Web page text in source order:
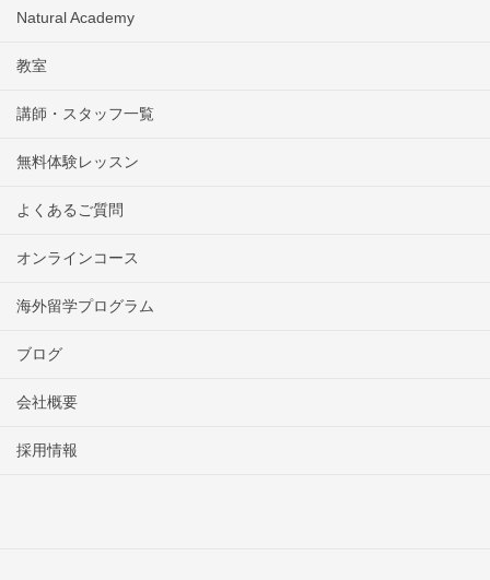
Natural Academy
教室
講師・スタッフ一覧
無料体験レッスン
よくあるご質問
オンラインコース
海外留学プログラム
ブログ
会社概要
採用情報